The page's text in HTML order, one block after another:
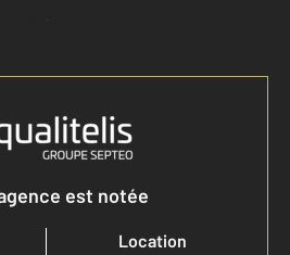
à mon compte
est notée
Location